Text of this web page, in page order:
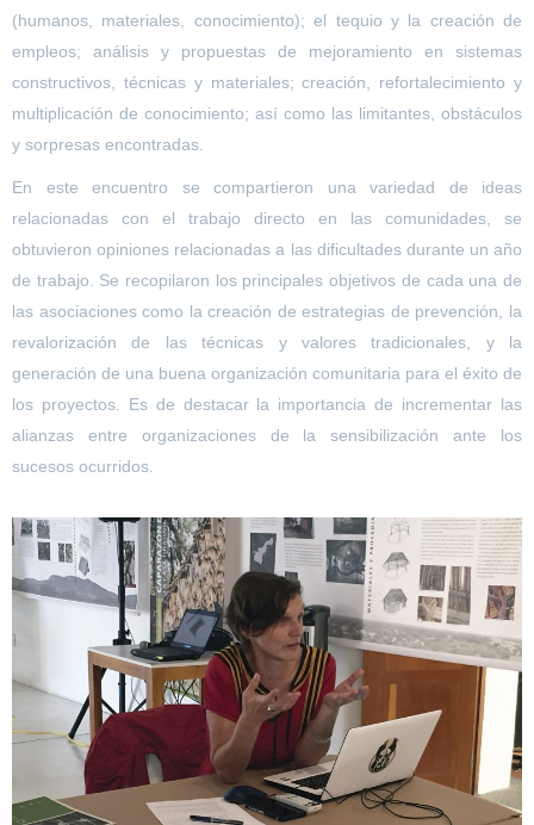
(humanos, materiales, conocimiento); el tequio y la creación de
empleos; análisis y propuestas de mejoramiento en sistemas
constructivos, técnicas y materiales; creación, refortalecimiento y
multiplicación de conocimiento; así como las limitantes, obstáculos
y sorpresas encontradas.
En este encuentro se compartieron una variedad de ideas
relacionadas con el trabajo directo en las comunidades, se
obtuvieron opiniones relacionadas a las dificultades durante un año
de trabajo. Se recopilaron los principales objetivos de cada una de
las asociaciones como la creación de estrategias de prevención, la
revalorización de las técnicas y valores tradicionales, y la
generación de una buena organización comunitaria para el éxito de
los proyectos. Es de destacar la importancia de incrementar las
alianzas entre organizaciones de la sensibilización ante los
sucesos ocurridos.